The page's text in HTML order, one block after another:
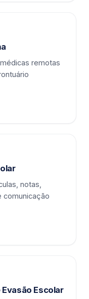
remotas
notas,
comunicação
Escolar